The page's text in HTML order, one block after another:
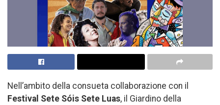
Nell’ambito della consueta collaborazione con il
Festival Sete Sóis Sete Luas, il Giardino della